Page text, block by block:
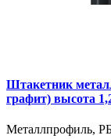
Штакетник
графит) высота
Металлпрофиль,